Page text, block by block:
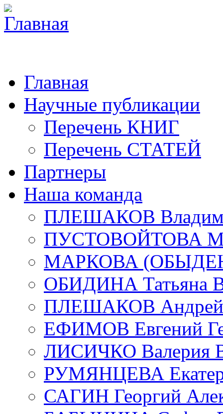
Главная
Научные публикации
Перечень КНИГ
Перечень СТАТЕЙ
Партнеры
Наша команда
ПЛЕШАКОВ
ПУСТОВОЙТОВА
МАРКОВА
ОБИДИНА Татьяна
ПЛЕШАКОВ Андрей
ЕФИМОВ Евгений
ЛИСИЧКО Валерия
РУМЯНЦЕВА
САГИН Георгий